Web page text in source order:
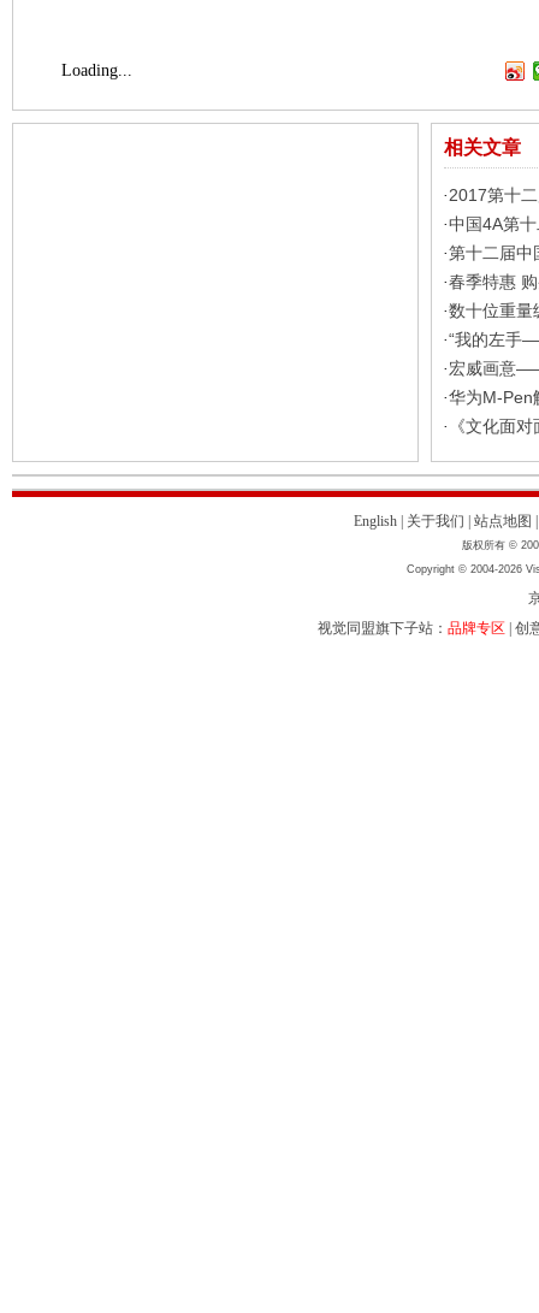
Loading...
相关文章
· 2017第十
·中国4A第
·第十二届
·春季特惠
·数十位重
·“我的左手
· 宏威画意
·华为M-Pen
· 《文化面
English 关于我们 站点地图
版权所有 ©
Copyright © 2004-2026
视觉同盟旗下子站： 品牌专区 创